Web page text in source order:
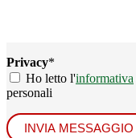
Privacy*
Ho letto l'informativa
personali
INVIA MESSAGGIO